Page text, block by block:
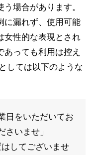
場合があります。
に漏れず、使用可能
女性的な表現とされ
っても利用は控え
しては以下のような
日をいただいてお
さいませ」
してございませ